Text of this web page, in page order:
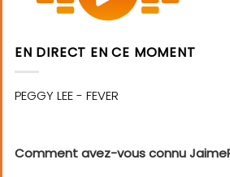
EN DIRECT EN CE MOMENT
Comment avez-vous connu